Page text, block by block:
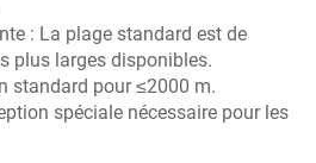
: La plage standard est de
plus larges disponibles.
standard pour ≤2000 m.
spéciale nécessaire pour les